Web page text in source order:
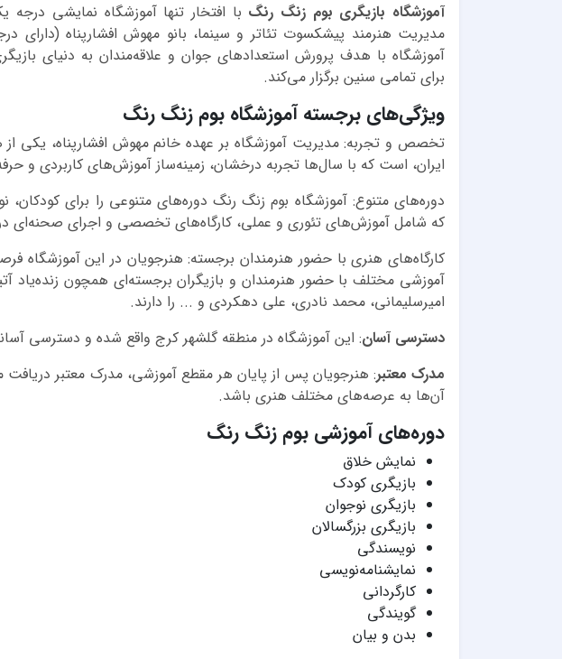
آموزشگاه بازیگری بوم زنگ رنگ با افتخار تنها آموزشگاه نمایشی
آموزشگاه با هدف پرورش استعدادهای جوان و علاقه‌مندان به دنیای
برای تمامی سنین برگزار می‌کند.
ویژگی‌های برجسته آموزشگاه بوم زنگ رنگ
تخصص و تجربه: مدیریت آموزشگاه بر عهده خانم مهوش افشارپناه، یکی از
ایران، است که با سال‌ها تجربه درخشان، زمینه‌ساز آموزش‌های کاربردی و
دوره‌های متنوع: آموزشگاه بوم زنگ رنگ دوره‌های متنوعی را برای کودکان،
که شامل آموزش‌های تئوری و عملی، کارگاه‌های تخصصی و اجرای صحنه‌ای
کارگاه‌های هنری با حضور هنرمندان برجسته: هنرجویان در این آموزشگاه
آموزشی مختلف با حضور هنرمندان و بازیگران برجسته‌ای همچون زنده‌یاد
امیرسلیمانی، محمد نادری، علی دهکردی و ... را دارند.
دسترسی آسان: این آموزشگاه در منطقه گلشهر کرج واقع شده و دسترسی
مدرک معتبر: هنرجویان پس از پایان هر مقطع آموزشی، مدرک معتبر دریافت
آن‌ها به عرصه‌های مختلف هنری باشد.
دوره‌های آموزشی بوم زنگ رنگ
نمایش خلاق
بازیگری کودک
بازیگری نوجوان
بازیگری بزرگسالان
نویسندگی
نمایشنامه‌نویسی
کارگردانی
گویندگی
بدن و بیان